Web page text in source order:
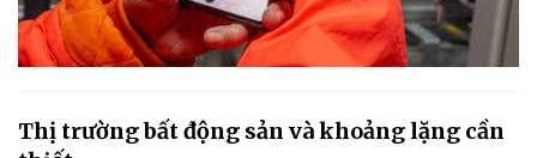
Thị trường bất động sản và khoảng lặng cần